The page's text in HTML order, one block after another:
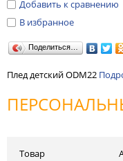
Добавить к сравнению
В избранное
Поделиться…
Плед детский ODM22
Товар